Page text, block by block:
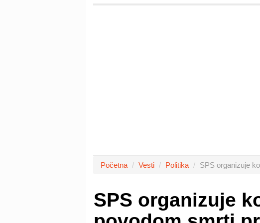
Početna Vesti Politika SPS organizuje
SPS organizuje